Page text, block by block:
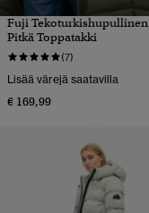
Fuji Tekoturkishupullinen
Pitkä Toppatakki
(7)
Lisää värejä saatavilla
€ 169,99